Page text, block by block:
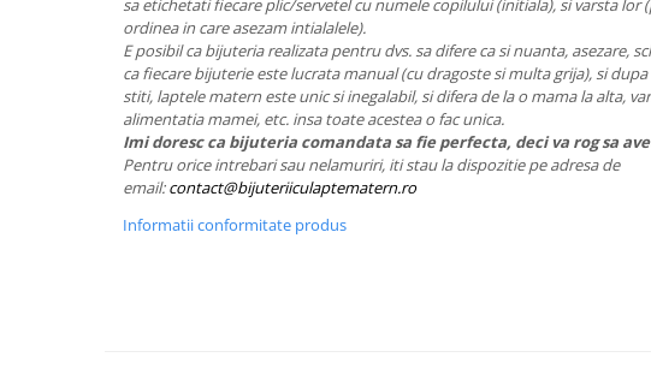
sa etichetati fiecare plic/servetel cu numele copilului (initiala), si varsta lor
ordinea in care asezam intialalele).
E posibil ca bijuteria realizata pentru dvs. sa difere ca si nuanta, asezare,
ca fiecare bijuterie este lucrata manual (cu dragoste si multa grija), si
stiti, laptele matern este unic si inegalabil, si difera de la o mama la alta,
alimentatia mamei, etc. insa toate acestea o fac unica.
Imi doresc ca bijuteria comandata sa fie perfecta, deci va rog sa
Pentru orice intrebari sau nelamuriri, iti stau la dispozitie pe adresa de
email:contact@bijuteriiculaptematern.ro
Informatii conformitate produs